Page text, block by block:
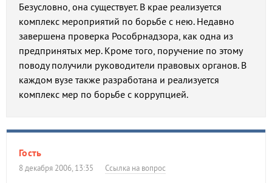
Безусловно, она существует. В крае реализуется
комплекс мероприятий по борьбе с нею. Недавно
завершена проверка Рособрнадзора, как одна из
предпринятых мер. Кроме того, поручение по этому
поводу получили руководители правовых органов. В
каждом вузе также разработана и реализуется
комплекс мер по борьбе с коррупцией.
Гость
8 декабря 2006, 13:35 Ссылка на вопрос